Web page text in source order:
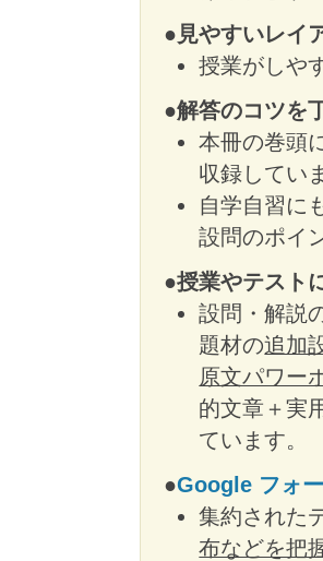
●見やすいレイ
授業がしや
●解答のコツを
本冊の巻頭
収録してい
自学自習に
設問のポイ
●授業やテスト
設問・解説
題材の追加
原文パワー
的文章＋実
ています。
●Google フォ
集約された
布などを把